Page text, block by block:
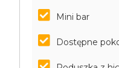
Mini bar
Dostępne